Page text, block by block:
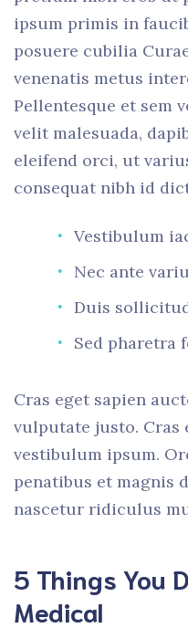
ipsum primis in
posuere cubilia
venenatis metus
Pellentesque et sem
velit malesuada,
eleifend orci, ut
consequat nibh id
Vestibulum
Nec ante
Duis
Sed pharetra
Cras eget sapien
vulputate justo. Cras
vestibulum ipsum.
penatibus et magnis
nascetur ridiculus
5 Things You
Medical